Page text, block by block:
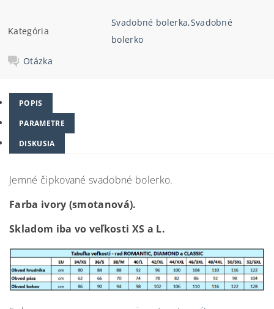
Kategória
Svadobné bolerka,Svadobné
bolerko
Otázka
POPIS
PARAMETRE
DISKUSIA
Jemné čipkované svadobné bolerko.
Farba ivory (smotanová).
Skladom iba vo veľkosti XS a L.